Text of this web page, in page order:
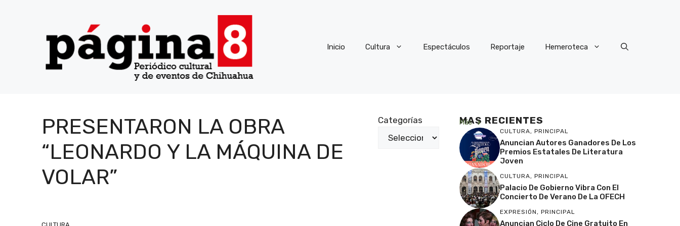
Inicio Cultura Espectáculos Reportaje Hemeroteca
PRESENTARON LA OBRA
“LEONARDO Y LA MÁQUINA DE
VOLAR”
Categorías MAS RECIENTES
Más
CULTURA, PRINCIPAL
Anuncian Autores Ganadores De Los
Premios Estatales De Literatura
Joven
CULTURA, PRINCIPAL
Palacio De Gobierno Vibra Con El
Concierto De Verano De La OFECH
EXPRESIÓN, PRINCIPAL
Anuncian Ciclo De Cine Gratuito En